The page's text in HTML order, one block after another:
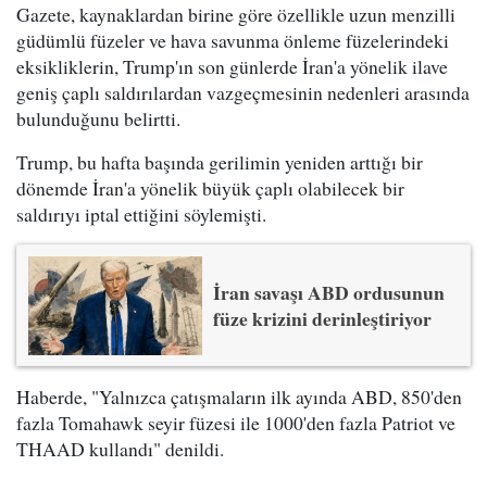
Gazete, kaynaklardan birine göre özellikle uzun menzilli
güdümlü füzeler ve hava savunma önleme füzelerindeki
eksikliklerin, Trump'ın son günlerde İran'a yönelik ilave
geniş çaplı saldırılardan vazgeçmesinin nedenleri arasında
bulunduğunu belirtti.
Trump, bu hafta başında gerilimin yeniden arttığı bir
dönemde İran'a yönelik büyük çaplı olabilecek bir
saldırıyı iptal ettiğini söylemişti.
İran savaşı ABD ordusunun
füze krizini derinleştiriyor
Haberde, "Yalnızca çatışmaların ilk ayında ABD, 850'den
fazla Tomahawk seyir füzesi ile 1000'den fazla Patriot ve
THAAD kullandı" denildi.